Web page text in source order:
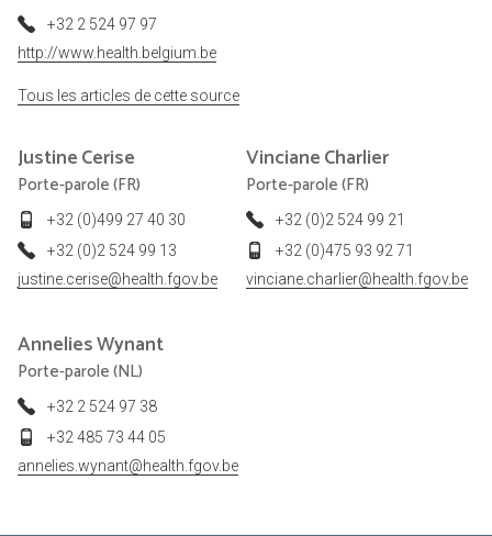
+32 2 524 97 97
http://www.health.belgium.be
Tous les articles de cette source
JustineCerise
Porte-parole (FR)
+32 (0)499 27 40 30
+32 (0)2 524 99 13
justine.cerise@health.fgov.be
VincianeCharlier
Porte-parole (FR)
+32 (0)2 524 99 21
+32 (0)475 93 92 71
vinciane.charlier@health.fgov.be
AnneliesWynant
Porte-parole (NL)
+32 2 524 97 38
+32 485 73 44 05
annelies.wynant@health.fgov.be